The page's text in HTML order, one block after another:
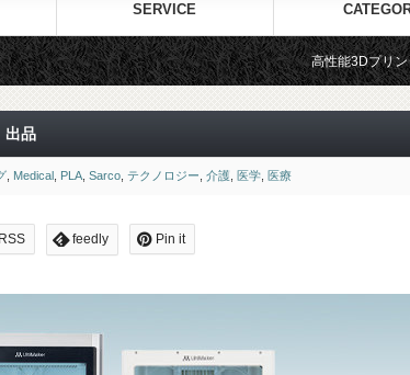
SERVICE
高性能3Dプリンターを販売する3Dプリンタ
出品
Medical PLA Sarco テクノロジー 介護 医学 医療
RSS feedly Pin it